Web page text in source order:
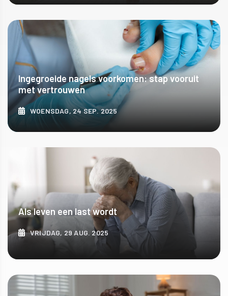
ONTDEK MEER
Ingegroeide nagels voorkomen: stap vooruit
met vertrouwen
WOENSDAG, 24 SEP. 2025
ONTDEK MEER
Als leven een last wordt
VRIJDAG, 29 AUG. 2025
ONTDEK MEER